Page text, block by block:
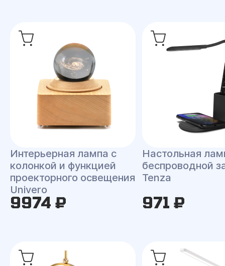
Интерьерная лампа с
колонкой и функцией
проекторного освещения
Univero
9974 ₽
Настольная
беспроводной
Tenza
971 ₽